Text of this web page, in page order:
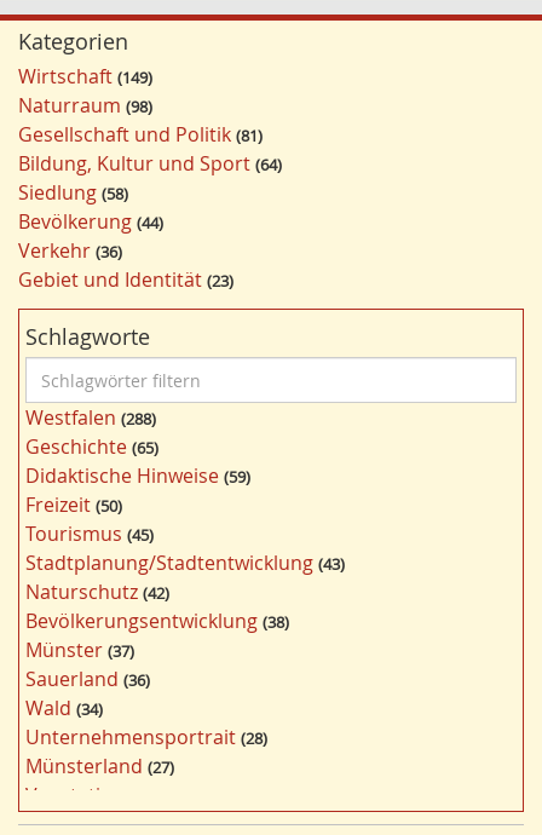
Kategorien
Wirtschaft 149
Naturraum 98
Gesellschaft und Politik 81
Bildung, Kultur und Sport 64
Siedlung 58
Bevölkerung 44
Verkehr 36
Gebiet und Identität 23
Schlagworte
c
h
l
a
g
w
ö
r
t
e
r
f
i
l
t
Westfalen 288
Geschichte 65
Didaktische Hinweise 59
Freizeit 50
Tourismus 45
Stadtplanung/Stadtentwicklung 43
Naturschutz 42
Bevölkerungsentwicklung 38
Münster 37
Sauerland 36
Wald 34
Unternehmensportrait 28
Münsterland 27
Vegetation
Nordrhein-Westfalen 25